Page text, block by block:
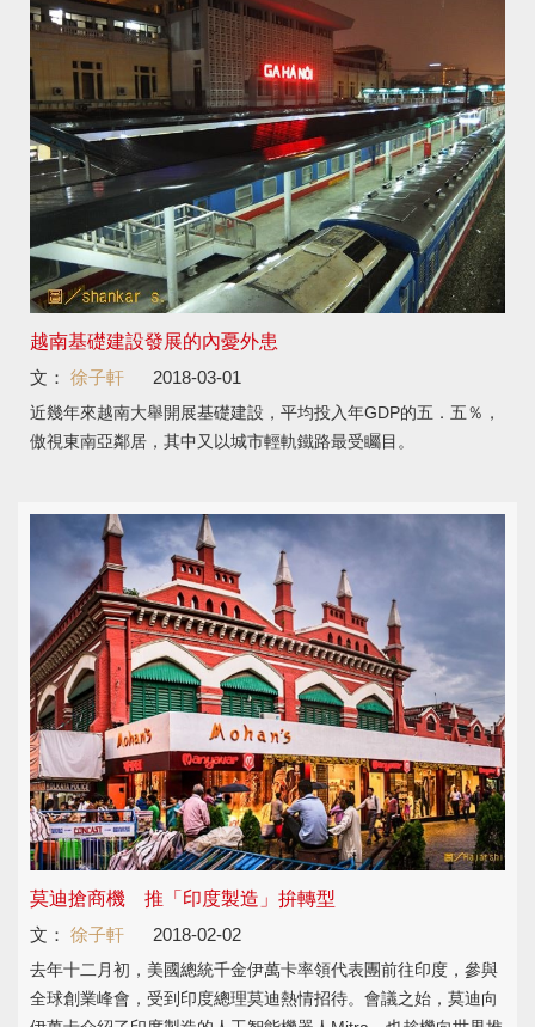
越南基礎建設發展的內憂外患
文： 徐子軒 2018-03-01
近幾年來越南大舉開展基礎建設，平均投入年GDP的五．五％，
傲視東南亞鄰居，其中又以城市輕軌鐵路最受矚目。
莫迪搶商機 推「印度製造」拚轉型
文： 徐子軒 2018-02-02
去年十二月初，美國總統千金伊萬卡率領代表團前往印度，參與
全球創業峰會，受到印度總理莫迪熱情招待。會議之始，莫迪向